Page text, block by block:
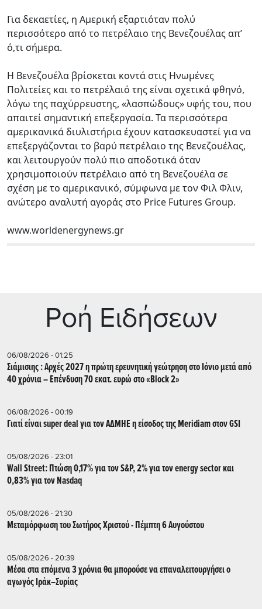
Για δεκαετίες, η Αμερική εξαρτιόταν πολύ
περισσότερο από το πετρέλαιο της Βενεζουέλας απ’
ό,τι σήμερα.
Η Βενεζουέλα βρίσκεται κοντά στις Ηνωμένες
Πολιτείες και το πετρέλαιό της είναι σχετικά φθηνό,
λόγω της παχύρρευστης, «λασπώδους» υφής του, που
απαιτεί σημαντική επεξεργασία. Τα περισσότερα
αμερικανικά διυλιστήρια έχουν κατασκευαστεί για να
επεξεργάζονται το βαρύ πετρέλαιο της Βενεζουέλας,
και λειτουργούν πολύ πιο αποδοτικά όταν
χρησιμοποιούν πετρέλαιο από τη Βενεζουέλα σε
σχέση με το αμερικανικό, σύμφωνα με τον Φιλ Φλιν,
ανώτερο αναλυτή αγοράς στο Price Futures Group.
www.worldenergynews.gr
Ρoή Ειδήσεων
06/08/2026 - 01:25
Σιάμισιης : Αρχές 2027 η πρώτη ερευνητική γεώτρηση στο Ιόνιο μετά από
40 χρόνια – Επένδυση 70 εκατ. ευρώ στο «Block 2»
06/08/2026 - 00:19
Γιατί είναι super deal για τον ΑΔΜΗΕ η είσοδος της Meridiam στον GSI
05/08/2026 - 23:01
Wall Street: Πτώση 0,17% για τον S&P, 2% για τον energy sector και
0,83% για τον Nasdaq
05/08/2026 - 21:30
Μεταμόρφωση του Σωτήρος Χριστού - Πέμπτη 6 Αυγούστου
05/08/2026 - 20:39
Mέσα στα επόμενα 3 χρόνια θα μπορούσε να επαναλειτουργήσει o
αγωγός Ιράκ–Συρίας